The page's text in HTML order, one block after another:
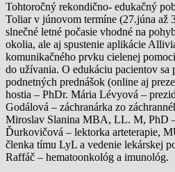
Tohtoročný rekondično- edukačný
Toliar v júnovom termíne (27.júna až
slnečné letné počasie vhodné na
okolia, ale aj spustenie aplikácie
komunikačného prvku cielenej
do užívania. O edukáciu pacientov sa
podnetných prednášok (online aj
hostia – PhDr. Mária Lévyová –
Godálová – záchranárka zo
Miroslav Slanina MBA, LL. M, PhD
Ďurkovičová – lektorka arteterapie,
členka tímu LyL a vedenie lekárskej
Raffáč – hematoonkológ a imunológ.